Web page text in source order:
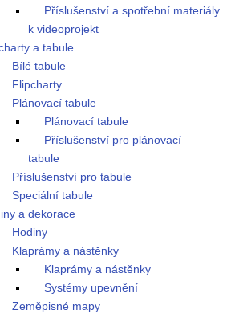
Příslušenství a spotřební materiály
k videoprojekt
a tabule
Bílé tabule
Flipcharty
Plánovací tabule
Plánovací tabule
Příslušenství pro plánovací
tabule
Příslušenství pro tabule
Speciální tabule
a dekorace
Hodiny
Klaprámy a nástěnky
Klaprámy a nástěnky
Systémy upevnění
Zeměpisné mapy